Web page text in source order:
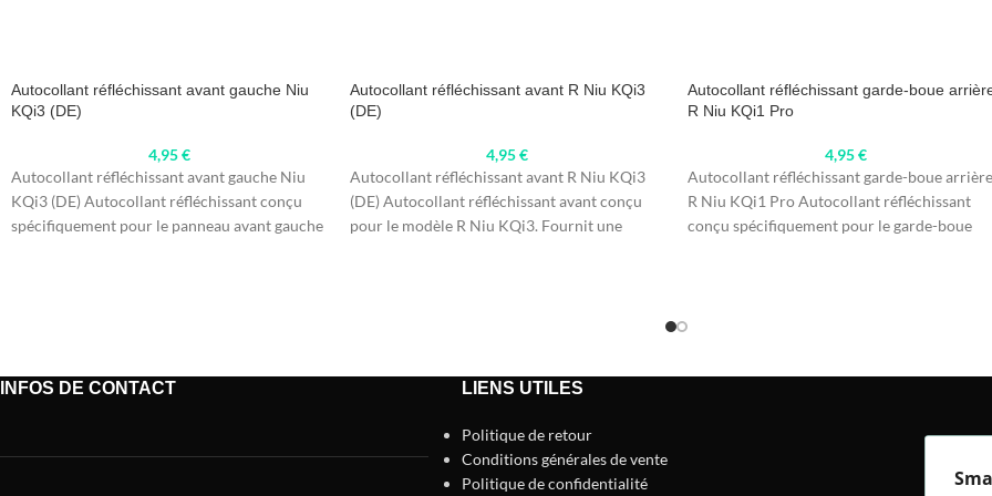
Autocollant réfléchissant avant gauche Niu
KQi3 (DE)
4,95€
Autocollant réfléchissant avant gauche Niu
KQi3 (DE) Autocollant réfléchissant conçu
spécifiquement pour le panneau avant gauche
Autocollant réfléchissant avant R Niu KQi3
(DE)
4,95€
Autocollant réfléchissant avant R Niu KQi3
(DE) Autocollant réfléchissant avant conçu
pour le modèle R Niu KQi3. Fournit une
Autocollant réfléchissant garde-boue
R Niu KQi1 Pro
4,95€
Autocollant réfléchissant garde-boue arrière
R Niu KQi1 Pro Autocollant réfléchissant
conçu spécifiquement pour le garde-boue
INFOS DE CONTACT LIENS UTILES
Politique de retour
Conditions générales de vente
Politique de confidentialité